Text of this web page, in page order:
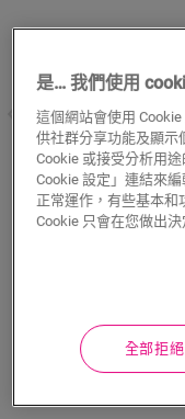
是… 我們使用
這個網站會使用
供社群分享功能及顯示
Cookie 或接受分析用
Cookie 設定」連結來
正常運作，有些基本和
Cookie 只會在您做出
全部拒絕